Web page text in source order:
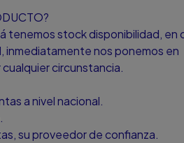
tenemos stock disponibilidad, en
inmediatamente nos ponemos en
circunstancia.
a nivel nacional.
su proveedor de confianza.